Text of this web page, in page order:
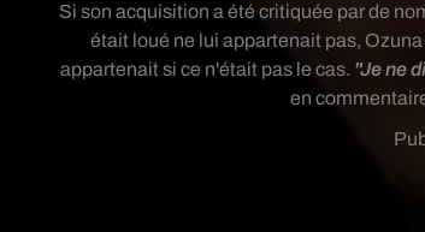
Si son acquisition a été critiquée par de
était loué ne lui appartenait pas,
appartenait si ce n'était pas le cas. "Je ne
en